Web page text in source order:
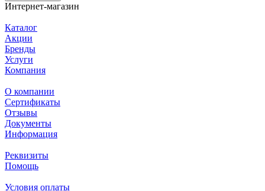
Интернет-магазин
Каталог
Акции
Бренды
Услуги
Компания
О компании
Сертификаты
Отзывы
Документы
Информация
Реквизиты
Помощь
Условия оплаты